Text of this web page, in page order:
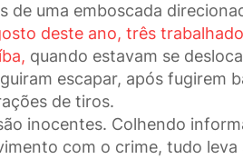
de uma emboscada
deste ano, três
quando estavam se
escapar, após fugirem
de tiros.
inocentes. Colhendo
com o crime, tudo